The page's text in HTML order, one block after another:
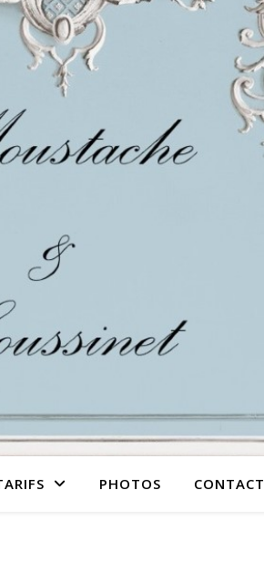
PHOTOS CONTACT